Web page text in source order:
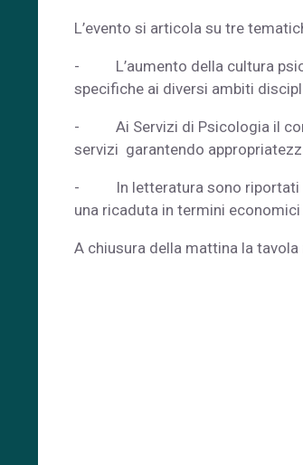
L’evento si articola su tre
- L’aumento della cultura
specifiche ai diversi ambiti
- Ai Servizi di Psicologia il
servizi garantendo
- In letteratura sono riportati
una ricaduta in termini
A chiusura della mattina la